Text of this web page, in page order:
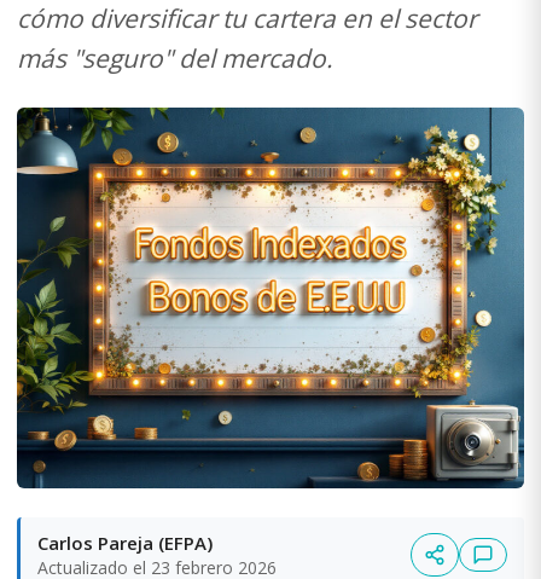
cómo diversificar tu cartera en el sector
más "seguro" del mercado.
Carlos Pareja (EFPA)
Actualizado el 23 febrero 2026